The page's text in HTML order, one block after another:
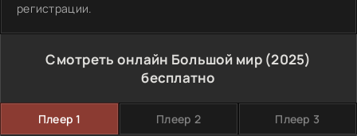
регистрации.
Смотреть онлайн Большой мир (2025)
бесплатно
Плеер 1 Плеер 2 Плеер 3